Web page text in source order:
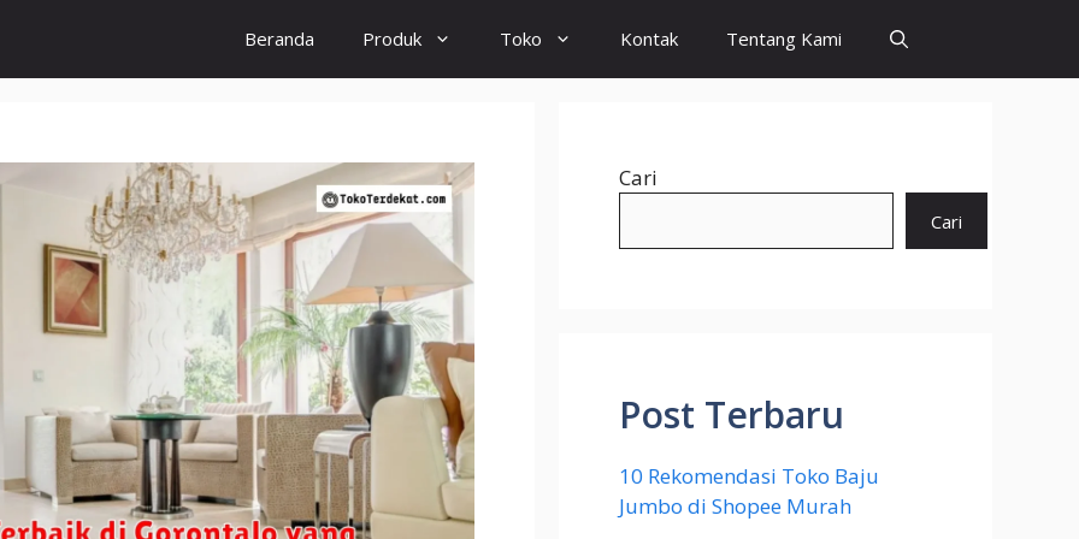
Beranda Produk Toko Kontak Tentang Kami
Cari
Cari
Post Terbaru
10 Rekomendasi Toko Baju
Jumbo di Shopee Murah